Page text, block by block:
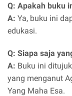
Q: Apakah buku
A: Ya, buku ini
edukasi.
Q: Siapa saja
A: Buku ini
yang menganut
Yang Maha Esa.